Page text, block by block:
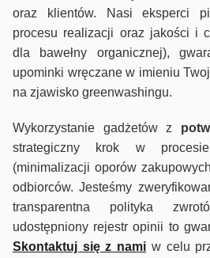
oraz klientów. Nasi eksperci
procesu realizacji oraz jakości i
dla bawełny organicznej),
upominki wręczane w imieniu
na zjawisko greenwashingu.
Wykorzystanie gadżetów z
strategiczny krok w
(minimalizacji oporów
odbiorców. Jesteśmy
transparentna polityka
udostępniony rejestr opinii to
Skontaktuj się z nami w celu